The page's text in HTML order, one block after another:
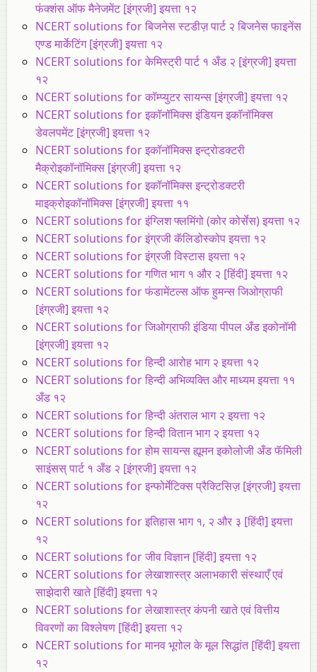
फंक्शंस ऑफ मैनेजमेंट [इंग्रजी] इयत्ता १२
NCERT solutions for बिजनेस स्टडीज़ पार्ट २ बिजनेस फाइनेंस
एण्ड मार्केटिंग [इंग्रजी] इयत्ता १२
NCERT solutions for केमिस्ट्री पार्ट १ अँड २ [इंग्रजी] इयत्ता
१२
NCERT solutions for कॉम्प्युटर सायन्स [इंग्रजी] इयत्ता १२
NCERT solutions for इकॉनॉमिक्स इंडियन इकॉनॉमिक्स
डेवलपमेंट [इंग्रजी] इयत्ता १२
NCERT solutions for इकॉनॉमिक्स इन्ट्रोडक्टरी
मैक्रोइकॉनॉमिक्स [इंग्रजी] इयत्ता १२
NCERT solutions for इकॉनॉमिक्स इन्ट्रोडक्टरी
माइक्रोइकॉनॉमिक्स [इंग्रजी] इयत्ता ११
NCERT solutions for इंग्लिश फ्लमिंगो (कोर कोर्सेस) इयत्ता १२
NCERT solutions for इंग्रजी कॅलिडोस्कोप इयत्ता १२
NCERT solutions for इंग्रजी विस्टास इयत्ता १२
NCERT solutions for गणित भाग १ और २ [हिंदी] इयत्ता १२
NCERT solutions for फंडामेंटल्स ऑफ हुमन्स जिओग्राफी
[इंग्रजी] इयत्ता १२
NCERT solutions for जिओग्राफी इंडिया पीपल अँड इकोनॉमी
[इंग्रजी] इयत्ता १२
NCERT solutions for हिन्दी आरोह भाग २ इयत्ता १२
NCERT solutions for हिन्दी अभिव्यक्ति और माध्यम इयत्ता ११
अँड १२
NCERT solutions for हिन्दी अंतराल भाग २ इयत्ता १२
NCERT solutions for हिन्दी वितान भाग २ इयत्ता १२
NCERT solutions for होम सायन्स ह्यूमन इकोलोजी अँड फॅमिली
साइंसस् पार्ट १ अँड २ [इंग्रजी] इयत्ता १२
NCERT solutions for इन्फोर्मेटिक्स प्रैक्टिसिज़ [इंग्रजी] इयत्ता
१२
NCERT solutions for इतिहास भाग १, २ और ३ [हिंदी] इयत्ता
१२
NCERT solutions for जीव विज्ञान [हिंदी] इयत्ता १२
NCERT solutions for लेखाशास्त्र अलाभकारी संस्थाएँ एवं
साझेदारी खाते [हिंदी] इयत्ता १२
NCERT solutions for लेखाशास्त्र कंपनी खाते एवं वित्तीय
विवरणों का विश्लेषण [हिंदी] इयत्ता १२
NCERT solutions for मानव भूगोल के मूल सिद्धांत [हिंदी] इयत्ता
१२